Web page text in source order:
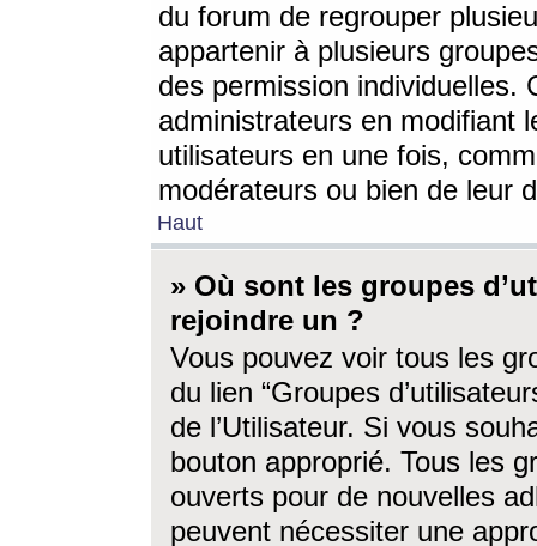
du forum de regrouper
appartenir à plusieurs
des permission individuelles.
administrateurs en modifiant
utilisateurs en une fois,
modérateurs ou bien de leur
Haut
» Où sont les groupes
rejoindre un ?
Vous pouvez voir tous les
du lien “Groupes
de l’Utilisateur. Si vous
bouton approprié. Tous les
ouverts pour de nouvelles
peuvent nécessiter une